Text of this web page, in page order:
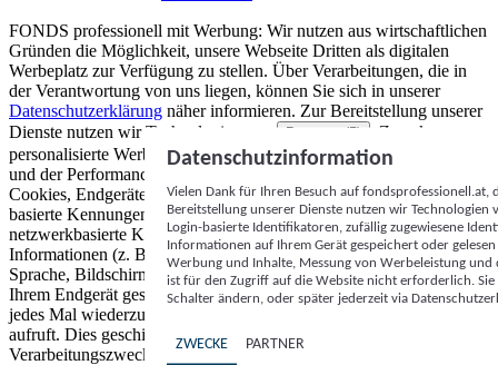
FONDS professionell mit Werbung: Wir nutzen aus wirtschaftlichen
Gründen die Möglichkeit, unsere Webseite Dritten als digitalen
Werbeplatz zur Verfügung zu stellen. Über Verarbeitungen, die in
der Verantwortung von uns liegen, können Sie sich in unserer
Datenschutzerklärung näher informieren. Zur Bereitstellung unserer
Dienste nutzen wir Technologien von
Partnern (5)
. Zwecke:
personalisierte Werbung und Inhalte, Messung von Werbeleistung
und der Performance von Inhalten sowie Zielgruppenforschung.
Cookies, Endgeräte- oder ähnliche Online-Kennungen (z. B. login-
basierte Kennungen, zufällig generierte Kennungen,
netzwerkbasierte Kennungen) können zusammen mit anderen
Informationen (z. B. Browsertyp und Browserinformationen,
Sprache, Bildschirmgröße, unterstützte Technologien usw.) auf
Ihrem Endgerät gespeichert oder von dort ausgelesen werden, um es
jedes Mal wiederzuerkennen, wenn es eine App oder einer Webseite
aufruft. Dies geschieht für einen oder mehrere der hier aufgeführten
Verarbeitungszwecke.
Datenschutzinformation
Vielen Dank für Ihren Besuch auf
Bereitstellung unserer Dienste nutzen wir Technologien
Login-basierte Identifikatoren, zufällig zugewiesene
Informationen auf Ihrem Gerät gespeichert oder
Werbung und Inhalte, Messung von Werbeleistung
ist für den Zugriff auf die Website nicht erforderlich.
Schalter ändern, oder später jederzeit via
ZWECKE PARTNER